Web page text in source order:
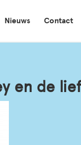
Nieuws Contact
en de